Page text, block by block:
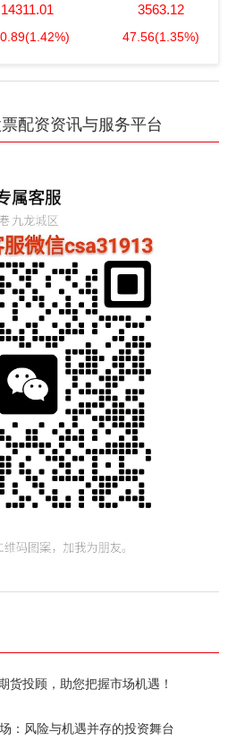
14311.01
(1.42%)
3563.12
47.56(1.35%)
配资资讯与服务平台
货投顾，助您把握市场机遇！
：风险与机遇并存的投资舞台